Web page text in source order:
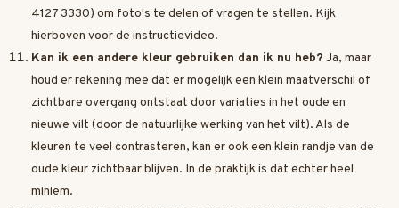
4127 3330) om foto's te delen of vragen te stellen. Kijk
hierboven voor de instructievideo.
Kan ik een andere kleur gebruiken dan ik nu heb? Ja, maar
houd er rekening mee dat er mogelijk een klein maatverschil of
zichtbare overgang ontstaat door variaties in het oude en
nieuwe vilt (door de natuurlijke werking van het vilt). Als de
kleuren te veel contrasteren, kan er ook een klein randje van de
oude kleur zichtbaar blijven. In de praktijk is dat echter heel
miniem.